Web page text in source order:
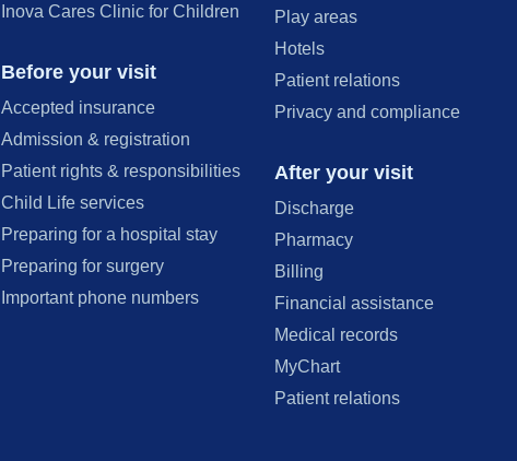
Inova Cares Clinic for Children
Before your visit
Accepted insurance
Admission & registration
Patient rights & responsibilities
Child Life services
Preparing for a hospital stay
Preparing for surgery
Important phone numbers
Play areas
Hotels
Patient relations
Privacy and compliance
After your visit
Discharge
Pharmacy
Billing
Financial assistance
Medical records
MyChart
Patient relations